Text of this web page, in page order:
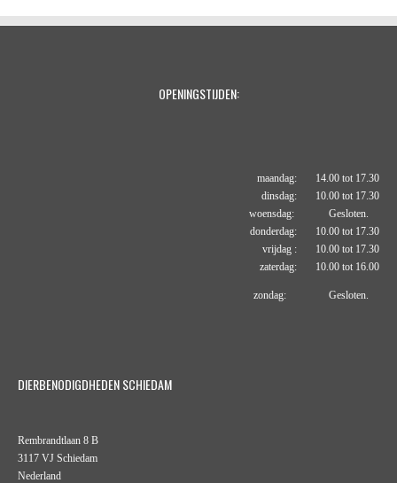
OPENINGSTIJDEN:
maandag: 14.00 tot 17.30
dinsdag: 10.00 tot 17.30
woensdag: Gesloten.
donderdag: 10.00 tot 17.30
vrijdag : 10.00 tot 17.30
zaterdag: 10.00 tot 16.00
zondag: Gesloten.
DIERBENODIGDHEDEN SCHIEDAM
Rembrandtlaan 8 B
3117 VJ Schiedam
Nederland